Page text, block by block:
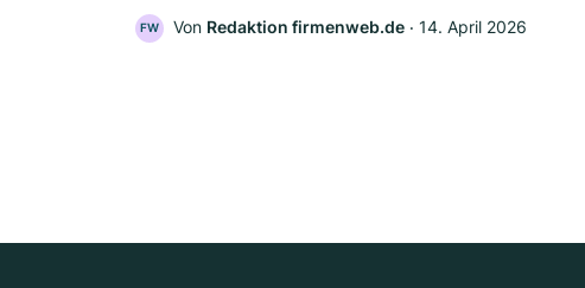
FW Von Redaktion firmenweb.de ‧ 14. April 2026